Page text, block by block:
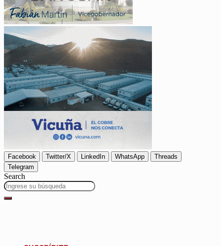
Facebook Twitter/X LinkedIn WhatsApp
Threads
Telegram
Search